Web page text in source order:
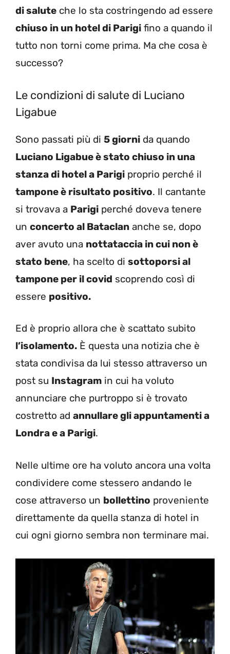
di salute che lo sta costringendo ad essere
chiuso in un hotel di Parigi fino a quando il
tutto non torni come prima. Ma che cosa è
successo?
Le condizioni di salute di Luciano
Ligabue
Sono passati più di 5 giorni da quando
Luciano Ligabue è stato chiuso in una
stanza di hotel a Parigi proprio perché il
tampone è risultato positivo. Il cantante
si trovava a Parigi perché doveva tenere
un concerto al Bataclan anche se, dopo
aver avuto una nottataccia in cui non è
stato bene, ha scelto di sottoporsi al
tampone per il covid scoprendo così di
essere positivo.
Ed è proprio allora che è scattato subito
l’isolamento. È questa una notizia che è
stata condivisa da lui stesso attraverso un
post su Instagram in cui ha voluto
annunciare che purtroppo si è trovato
costretto ad annullare gli appuntamenti a
Londra e a Parigi.
Nelle ultime ore ha voluto ancora una volta
condividere come stessero andando le
cose attraverso un bollettino proveniente
direttamente da quella stanza di hotel in
cui ogni giorno sembra non terminare mai.